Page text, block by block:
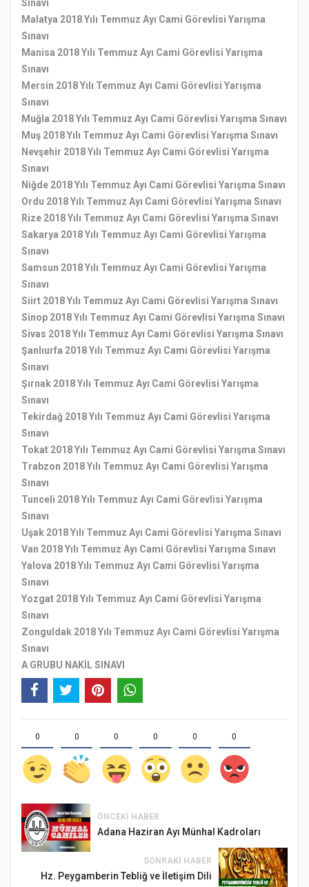
Sınavı
Malatya 2018 Yılı Temmuz Ayı Cami Görevlisi Yarışma
Sınavı
Manisa 2018 Yılı Temmuz Ayı Cami Görevlisi Yarışma
Sınavı
Mersin 2018 Yılı Temmuz Ayı Cami Görevlisi Yarışma
Sınavı
Muğla 2018 Yılı Temmuz Ayı Cami Görevlisi Yarışma Sınavı
Muş 2018 Yılı Temmuz Ayı Cami Görevlisi Yarışma Sınavı
Nevşehir 2018 Yılı Temmuz Ayı Cami Görevlisi Yarışma
Sınavı
Niğde 2018 Yılı Temmuz Ayı Cami Görevlisi Yarışma Sınavı
Ordu 2018 Yılı Temmuz Ayı Cami Görevlisi Yarışma Sınavı
Rize 2018 Yılı Temmuz Ayı Cami Görevlisi Yarışma Sınavı
Sakarya 2018 Yılı Temmuz Ayı Cami Görevlisi Yarışma
Sınavı
Samsun 2018 Yılı Temmuz Ayı Cami Görevlisi Yarışma
Sınavı
Siirt 2018 Yılı Temmuz Ayı Cami Görevlisi Yarışma Sınavı
Sinop 2018 Yılı Temmuz Ayı Cami Görevlisi Yarışma Sınavı
Sivas 2018 Yılı Temmuz Ayı Cami Görevlisi Yarışma Sınavı
Şanlıurfa 2018 Yılı Temmuz Ayı Cami Görevlisi Yarışma
Sınavı
Şırnak 2018 Yılı Temmuz Ayı Cami Görevlisi Yarışma
Sınavı
Tekirdağ 2018 Yılı Temmuz Ayı Cami Görevlisi Yarışma
Sınavı
Tokat 2018 Yılı Temmuz Ayı Cami Görevlisi Yarışma Sınavı
Trabzon 2018 Yılı Temmuz Ayı Cami Görevlisi Yarışma
Sınavı
Tunceli 2018 Yılı Temmuz Ayı Cami Görevlisi Yarışma
Sınavı
Uşak 2018 Yılı Temmuz Ayı Cami Görevlisi Yarışma Sınavı
Van 2018 Yılı Temmuz Ayı Cami Görevlisi Yarışma Sınavı
Yalova 2018 Yılı Temmuz Ayı Cami Görevlisi Yarışma
Sınavı
Yozgat 2018 Yılı Temmuz Ayı Cami Görevlisi Yarışma
Sınavı
Zonguldak 2018 Yılı Temmuz Ayı Cami Görevlisi Yarışma
Sınavı
A GRUBU NAKİL SINAVI
0 0 0 0 0 0
ÖNCEKI HABER
Adana Haziran Ayı Münhal Kadroları
SONRAKI HABER
Hz. Peygamberin Tebliğ ve İletişim Dili